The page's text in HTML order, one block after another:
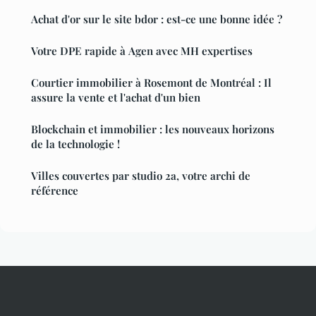
Achat d'or sur le site bdor : est-ce une bonne idée ?
Votre DPE rapide à Agen avec MH expertises
Courtier immobilier à Rosemont de Montréal : Il
assure la vente et l'achat d'un bien
Blockchain et immobilier : les nouveaux horizons
de la technologie !
Villes couvertes par studio 2a, votre archi de
référence